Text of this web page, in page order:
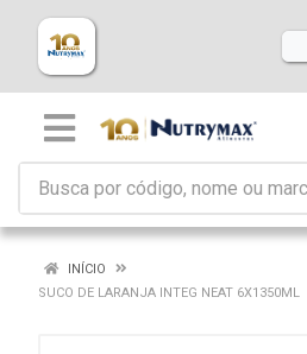
INÍCIO
SUCO DE LARANJA INTEG NEAT 6X1350ML